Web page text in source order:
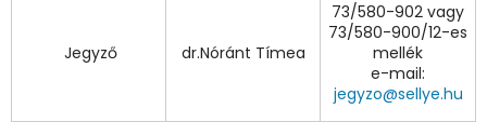
Jegyző dr.Nóránt Tímea
73/580-902 vagy
73/580-900/12-es
mellék
e-mail:
jegyzo@sellye.hu